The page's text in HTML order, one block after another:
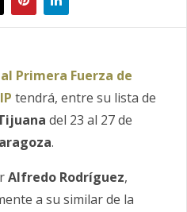
Primera Fuerza de
tendrá, entre su lista de
del 23 al 27 de
.
Alfredo Rodríguez,
a su similar de la